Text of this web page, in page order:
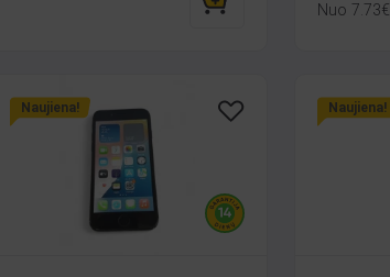
Nuo 7.73€
Naujiena! Naujiena!